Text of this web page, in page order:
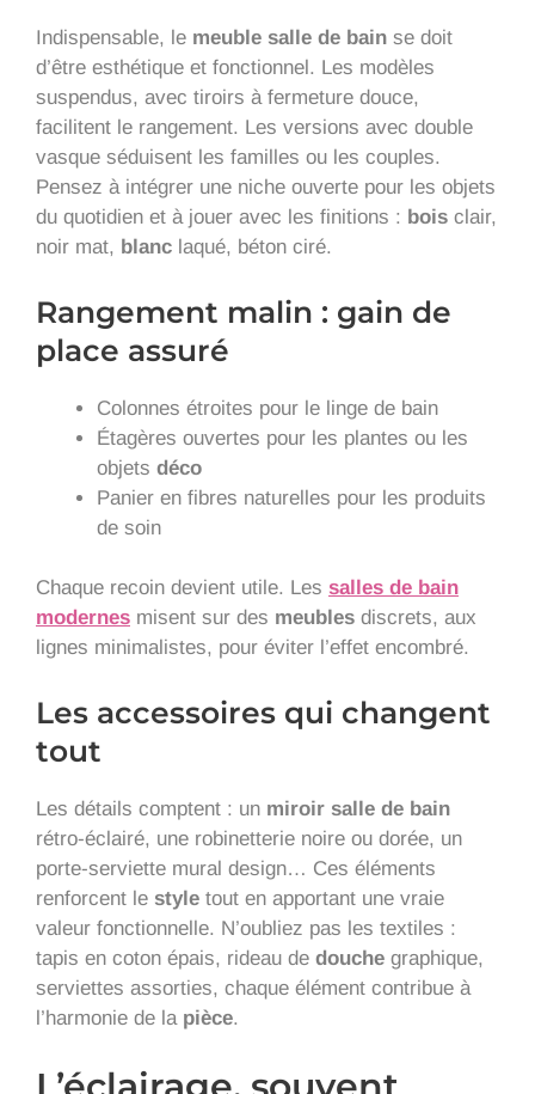
Indispensable, le meuble salle de bain se doit
d’être esthétique et fonctionnel. Les modèles
suspendus, avec tiroirs à fermeture douce,
facilitent le rangement. Les versions avec double
vasque séduisent les familles ou les couples.
Pensez à intégrer une niche ouverte pour les objets
du quotidien et à jouer avec les finitions : bois clair,
noir mat, blanc laqué, béton ciré.
Rangement malin : gain de
place assuré
Colonnes étroites pour le linge de bain
Étagères ouvertes pour les plantes ou les
objets déco
Panier en fibres naturelles pour les produits
de soin
Chaque recoin devient utile. Les salles de bain
modernes misent sur des meubles discrets, aux
lignes minimalistes, pour éviter l’effet encombré.
Les accessoires qui changent
tout
Les détails comptent : un miroir salle de bain
rétro-éclairé, une robinetterie noire ou dorée, un
porte-serviette mural design… Ces éléments
renforcent le style tout en apportant une vraie
valeur fonctionnelle. N’oubliez pas les textiles :
tapis en coton épais, rideau de douche graphique,
serviettes assorties, chaque élément contribue à
l’harmonie de la pièce.